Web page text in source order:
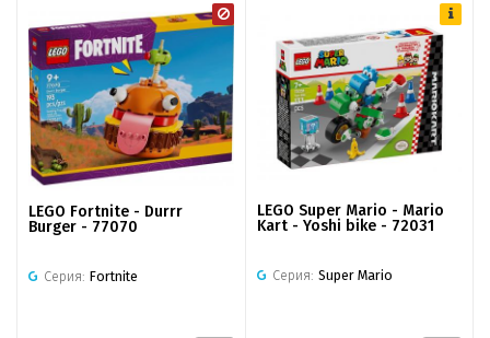
LEGO Fortnite - Durrr
Burger - 77070
Серия: Fortnite
LEGO Super Mario - Mario
Kart - Yoshi bike - 72031
Серия: Super Mario